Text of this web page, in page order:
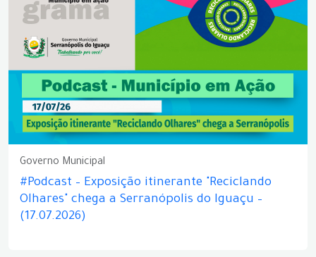
Governo Municipal
#Podcast – Exposição itinerante "Reciclando
Olhares" chega a Serranópolis do Iguaçu –
(17.07.2026)